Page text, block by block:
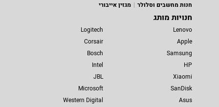
חנות מחשבים וסלולר
מגזין אייבורי
חנויות מותג
Lenovo
Apple
Samsung
HP
Xiaomi
SanDisk
Asus
Logitech
Corsair
Bosch
Intel
JBL
Microsoft
Western Digital